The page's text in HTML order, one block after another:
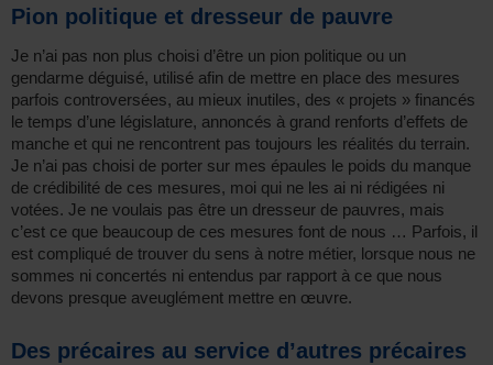
Pion politique et dresseur de pauvre
Je n’ai pas non plus choisi d’être un pion politique ou un
gendarme déguisé, utilisé afin de mettre en place des mesures
parfois controversées, au mieux inutiles, des « projets » financés
le temps d’une législature, annoncés à grand renforts d’effets de
manche et qui ne rencontrent pas toujours les réalités du terrain.
Je n’ai pas choisi de porter sur mes épaules le poids du manque
de crédibilité de ces mesures, moi qui ne les ai ni rédigées ni
votées. Je ne voulais pas être un dresseur de pauvres, mais
c’est ce que beaucoup de ces mesures font de nous … Parfois, il
est compliqué de trouver du sens à notre métier, lorsque nous ne
sommes ni concertés ni entendus par rapport à ce que nous
devons presque aveuglément mettre en œuvre.
Des précaires au service d’autres précaires